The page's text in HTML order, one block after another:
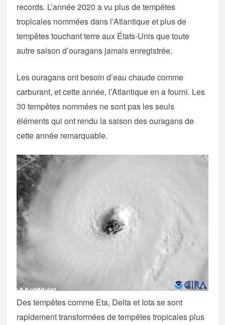
records. L’année 2020 a vu plus de tempêtes
tropicales nommées dans l’Atlantique et plus de
tempêtes touchant terre aux États-Unis que toute
autre saison d’ouragans jamais enregistrée.
Les ouragans ont besoin d’eau chaude comme
carburant, et cette année, l’Atlantique en a fourni. Les
30 tempêtes nommées ne sont pas les seuls
éléments qui ont rendu la saison des ouragans de
cette année remarquable.
Des tempêtes comme Eta, Delta et Iota se sont
rapidement transformées de tempêtes tropicales plus